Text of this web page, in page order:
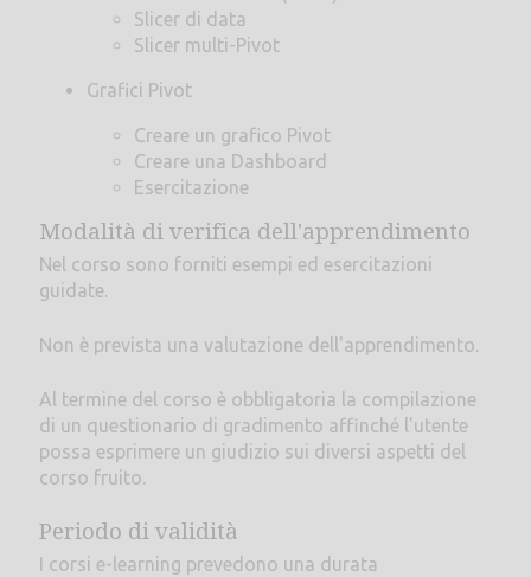
Slicer di data
Slicer multi-Pivot
Grafici Pivot
Creare un grafico Pivot
Creare una Dashboard
Esercitazione
Modalità di verifica dell'apprendimento
Nel corso sono forniti esempi ed esercitazioni
guidate.
Non è prevista una valutazione dell'apprendimento.
Al termine del corso è obbligatoria la compilazione
di un questionario di gradimento affinché l'utente
possa esprimere un giudizio sui diversi aspetti del
corso fruito.
Periodo di validità
I corsi e-learning prevedono una durata